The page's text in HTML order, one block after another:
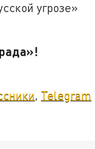
угрозе»
Telegram